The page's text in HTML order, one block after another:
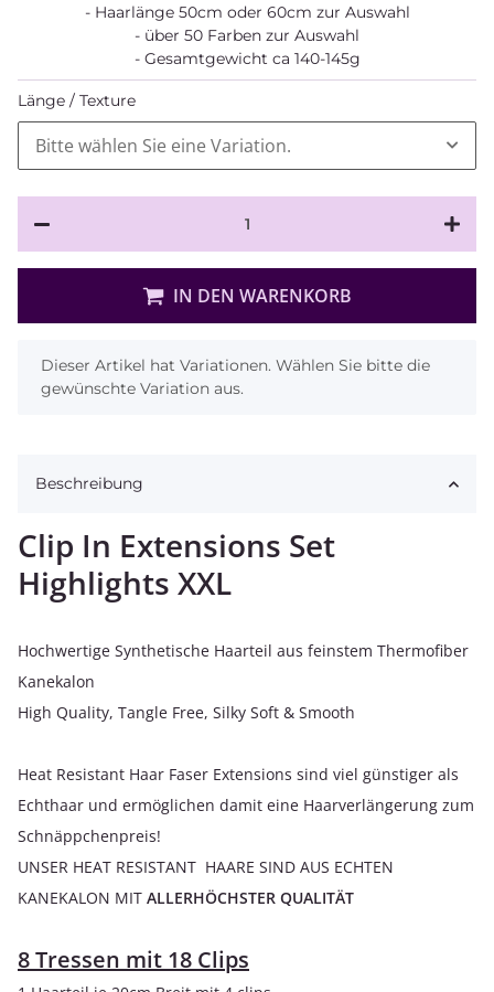
- Haarlänge 50cm oder 60cm zur Auswahl
- über 50 Farben zur Auswahl
- Gesamtgewicht ca 140-145g
Länge / Texture
Bitte wählen Sie eine Variation.
IN DEN WARENKORB
x
Dieser Artikel hat Variationen. Wählen Sie bitte die
gewünschte Variation aus.
Beschreibung
Clip In Extensions Set
Highlights XXL
Hochwertige Synthetische Haarteil aus feinstem Thermofiber
Kanekalon
High Quality, Tangle Free, Silky Soft & Smooth
Heat Resistant Haar Faser Extensions sind viel günstiger als
Echthaar und ermöglichen damit eine Haarverlängerung zum
Schnäppchenpreis!
UNSER HEAT RESISTANT HAARE SIND AUS ECHTEN
KANEKALON MIT ALLERHÖCHSTER QUALITÄT
8 Tressen mit 18 Clips